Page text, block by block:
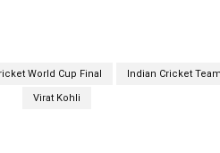
World Cup Final Indian Cricket Team
Virat Kohli